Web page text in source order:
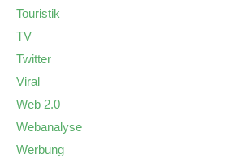
Touristik
TV
Twitter
Viral
Web 2.0
Webanalyse
Werbung